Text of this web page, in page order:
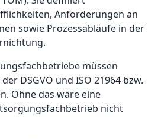
Anforderungen an
sowie Prozessabläufe in der
müssen
DSGVO und ISO 21964 bzw.
Ohne das wäre eine
nicht